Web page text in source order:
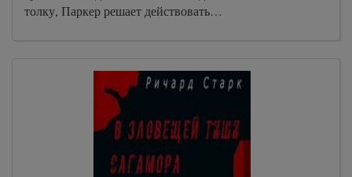
толку, Паркер решает действовать…